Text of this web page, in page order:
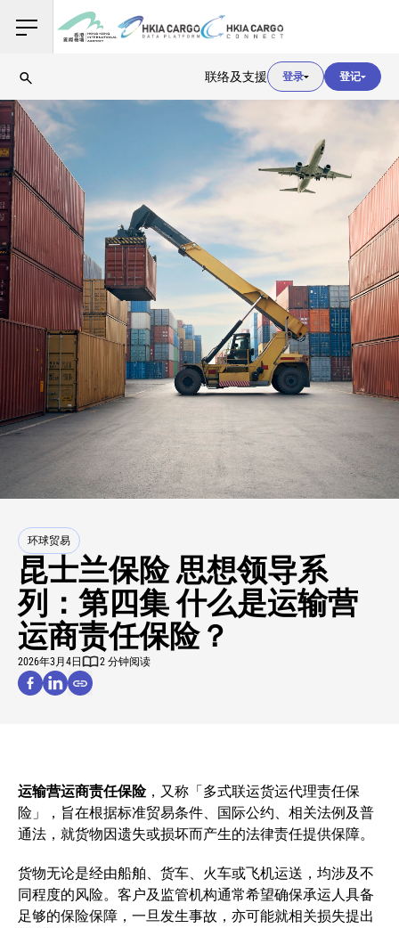
联络及支援 登录
用户登入
用户登入
海关登入
用户登入
登记
环球贸易
昆士兰保险 思想领导系
列：第四集 什么是运输营
运商责任保险？
2026年3月4日 2 分钟阅读
运输营运商责任保险，又称「多式联运货运代理责任保
险」，旨在根据标准贸易条件、国际公约、相关法例及普
通法，就货物因遗失或损坏而产生的法律责任提供保障。
货物无论是经由船舶、货车、火车或飞机运送，均涉及不
同程度的风险。客户及监管机构通常希望确保承运人具备
足够的保险保障，一旦发生事故，亦可能就相关损失提出